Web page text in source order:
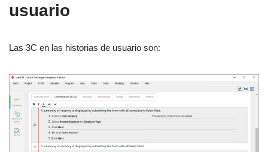
usuario
Las 3C en las historias de usuario son: